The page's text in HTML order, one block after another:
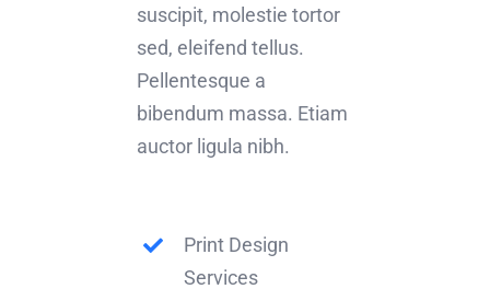
suscipit, molestie tortor
sed, eleifend tellus.
Pellentesque a
bibendum massa. Etiam
auctor ligula nibh.
Print Design
Services